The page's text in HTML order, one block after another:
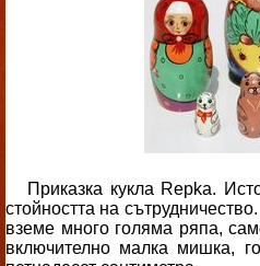
Приказка кукла Repka.
стойността на
вземе много голяма ряпа,
включително малка мишка,